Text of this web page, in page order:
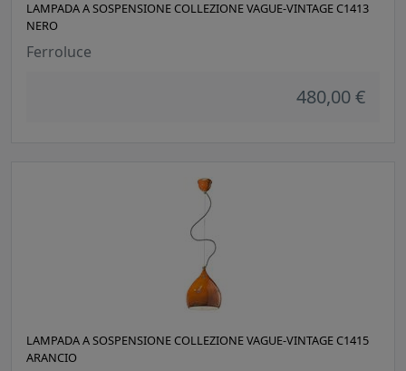
LAMPADA A SOSPENSIONE COLLEZIONE VAGUE-VINTAGE C1413
NERO
Ferroluce
480,00 €
LAMPADA A SOSPENSIONE COLLEZIONE VAGUE-VINTAGE C1415
ARANCIO